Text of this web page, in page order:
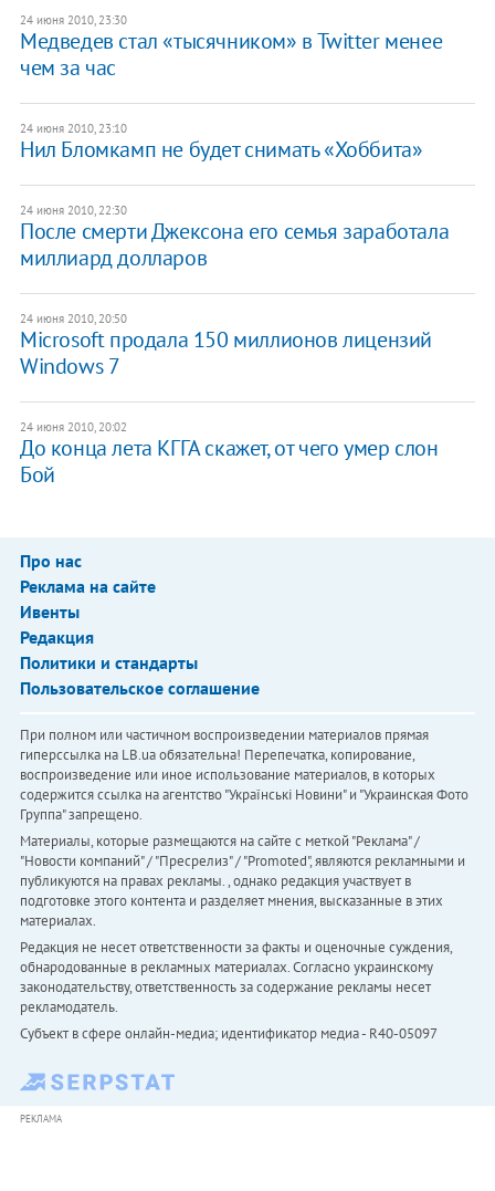
24 июня 2010, 23:30
Медведев стал «тысячником» в Twitter менее
чем за час
24 июня 2010, 23:10
Нил Бломкамп не будет снимать «Хоббита»
24 июня 2010, 22:30
После смерти Джексона его семья заработала
миллиард долларов
24 июня 2010, 20:50
Microsoft продала 150 миллионов лицензий
Windows 7
24 июня 2010, 20:02
До конца лета КГГА скажет, от чего умер слон
Бой
Про нас
Реклама на сайте
Ивенты
Редакция
Политики и стандарты
Пользовательское соглашение
При полном или частичном воспроизведении материалов прямая
гиперссылка на LB.ua обязательна! Перепечатка, копирование,
воспроизведение или иное использование материалов, в которых
содержится ссылка на агентство "Українськi Новини" и "Украинская Фото
Группа" запрещено.
Материалы, которые размещаются на сайте с меткой "Реклама" /
"Новости компаний" / "Пресрелиз" / "Promoted", являются рекламными и
публикуются на правах рекламы. , однако редакция участвует в
подготовке этого контента и разделяет мнения, высказанные в этих
материалах.
Редакция не несет ответственности за факты и оценочные суждения,
обнародованные в рекламных материалах. Согласно украинскому
законодательству, ответственность за содержание рекламы несет
рекламодатель.
Субъект в сфере онлайн-медиа; идентификатор медиа - R40-05097
РЕКЛАМА